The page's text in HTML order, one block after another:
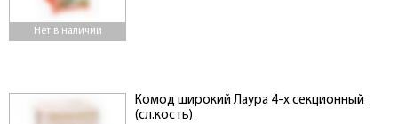
Нет в наличии
Комод широкий Лаура 4-х секционный
(сл.кость)